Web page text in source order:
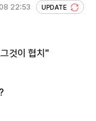
22:53 UPDATE
것이 협치"